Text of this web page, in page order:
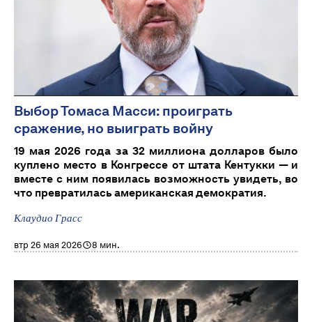
Выбор Томаса Масси: проиграть
сражение, но выиграть войну
19 мая 2026 года за 32 миллиона долларов было
куплено место в Конгрессе от штата Кентукки — и
вместе с ним появилась возможность увидеть, во
что превратилась американская демократия.
Клаудио Грасс
втр 26 мая 2026 8 мин.